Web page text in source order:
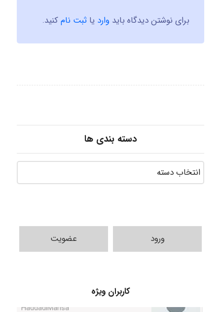
برای نوشتن دیدگاه باید وارد یا ثبت نامکنید.
دسته بندی ها
ورود عضویت
کاربران ویژه